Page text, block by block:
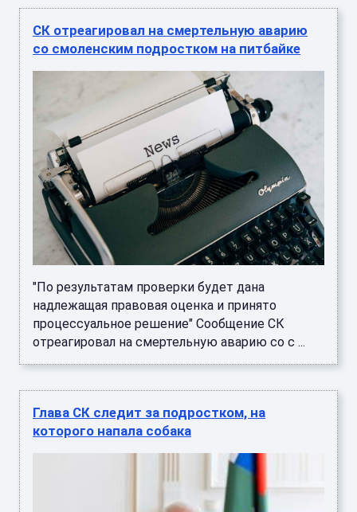
СК отреагировал на смертельную аварию
со смоленским подростком на питбайке
"По результатам проверки будет дана
надлежащая правовая оценка и принято
процессуальное решение" Сообщение СК
отреагировал на смертельную аварию со с ...
Глава СК следит за подростком, на
которого напала собака